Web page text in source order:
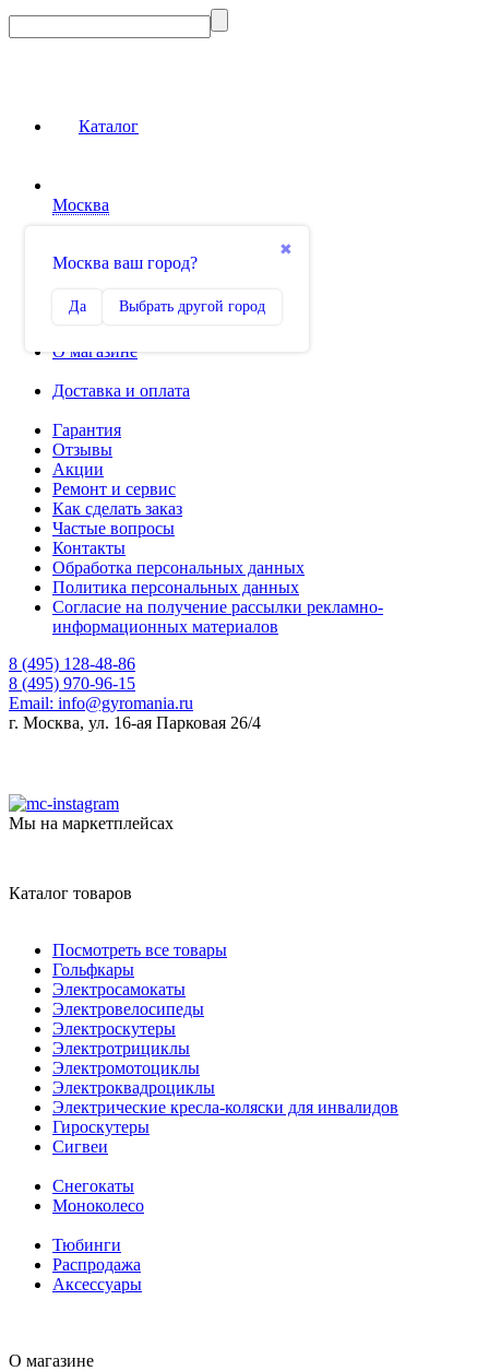
Каталог
Москва
✖
Москва ваш город?
Да Выбрать другой город
0
Избранное
О магазине
Доставка и оплата
Гарантия
Отзывы
Акции
Ремонт и сервис
Как сделать заказ
Частые вопросы
Контакты
Обработка персональных данных
Политика персональных данных
Согласие на получение рассылки рекламно-
информационных материалов
8 (495) 128-48-86
8 (495) 970-96-15
Email: info@gyromania.ru
г. Москва, ул. 16-ая Парковая 26/4
Мы на маркетплейсах
Каталог товаров
Посмотреть все товары
Гольфкары
Электросамокаты
Электровелосипеды
Электроскутеры
Электротрициклы
Электромотоциклы
Электроквадроциклы
Электрические кресла-коляски для инвалидов
Гироскутеры
Сигвеи
Снегокаты
Моноколесо
Тюбинги
Распродажа
Аксессуары
О магазине